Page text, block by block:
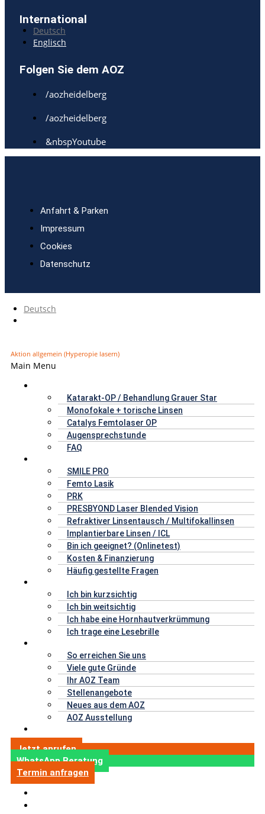
International
Deutsch
Englisch
Folgen Sie dem AOZ
/aozheidelberg
/aozheidelberg
&nbspYoutube
Anfahrt & Parken
Impressum
Cookies
Datenschutz
Deutsch
Aktion allgemein (Hyperopie lasern)
Main Menu
Katarakt-OP / Behandlung Grauer Star
Monofokale + torische Linsen
Catalys Femtolaser OP
Augensprechstunde
FAQ
SMILE PRO
Femto Lasik
PRK
PRESBYOND Laser Blended Vision
Refraktiver Linsentausch / Multifokallinsen
Implantierbare Linsen / ICL
Bin ich geeignet? (Onlinetest)
Kosten & Finanzierung
Häufig gestellte Fragen
Ich bin kurzsichtig
Ich bin weitsichtig
Ich habe eine Hornhautverkrümmung
Ich trage eine Lesebrille
So erreichen Sie uns
Viele gute Gründe
Ihr AOZ Team
Stellenangebote
Neues aus dem AOZ
AOZ Ausstellung
Jetzt anrufen
WhatsApp Beratung
Termin anfragen